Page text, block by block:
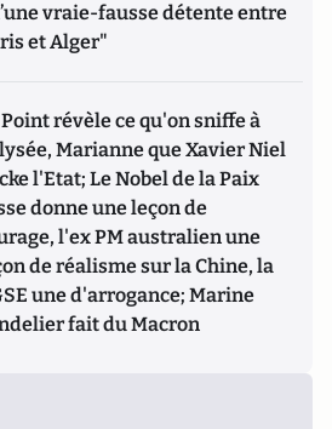
vraie-fausse détente entre
et Alger"
révèle ce qu'on sniffe à
Marianne que Xavier Niel
l'Etat; Le Nobel de la Paix
donne une leçon de
l'ex PM australien une
de réalisme sur la Chine, la
une d'arrogance; Marine
fait du Macron